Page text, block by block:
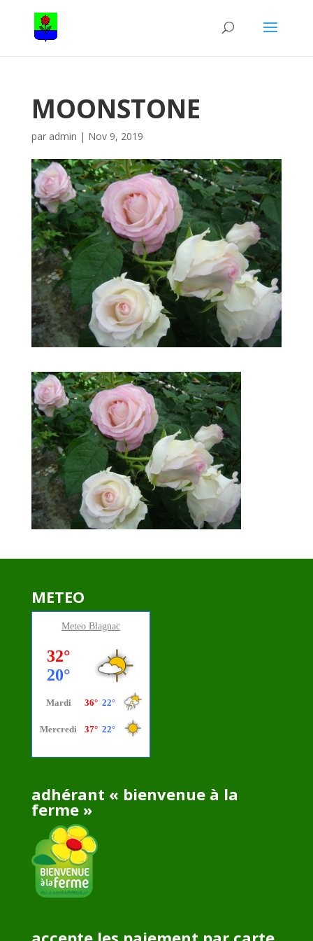
MOONSTONE
par admin | Nov 9, 2019
METEO
Meteo Blagnac
adhérant « bienvenue à la
ferme »